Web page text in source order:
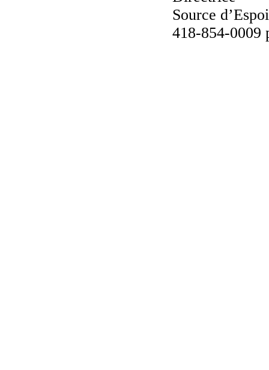
Source
418-854-0009